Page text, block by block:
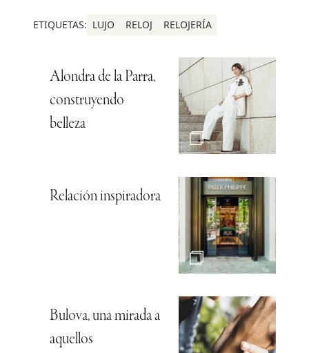
ETIQUETAS: LUJO RELOJ RELOJERÍA
Alondra de la Parra,
construyendo
belleza
Relación inspiradora
Bulova, una mirada a
aquellos